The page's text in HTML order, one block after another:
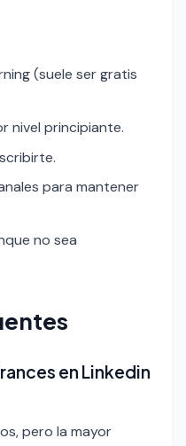
(suele ser gratis
nivel principiante.
para mantener
no sea
en Linkedin
pero la mayor